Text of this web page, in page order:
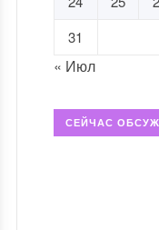
31
« Июл
СЕЙЧАС